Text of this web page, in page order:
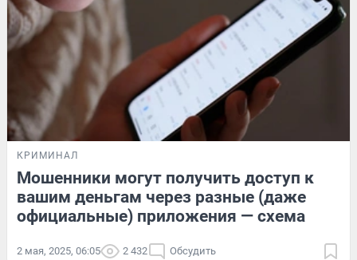
КРИМИНАЛ
Мошенники могут получить доступ к
вашим деньгам через разные (даже
официальные) приложения — схема
2 мая, 2025, 06:05 2 432 Обсудить